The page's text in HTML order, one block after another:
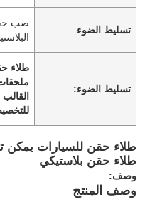
تسليط الضوء
صب
تسليط الضوء:
طلاء
طلاء حقن للسيارات يمكن
طلاء حقن بلاستيكي
وصف:
وصف المنتج